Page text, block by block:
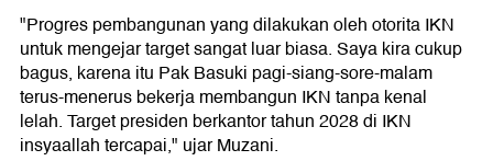
"Progres pembangunan yang dilakukan oleh otorita IKN
untuk mengejar target sangat luar biasa. Saya kira cukup
bagus, karena itu Pak Basuki pagi-siang-sore-malam
terus-menerus bekerja membangun IKN tanpa kenal
lelah. Target presiden berkantor tahun 2028 di IKN
insyaallah tercapai," ujar Muzani.